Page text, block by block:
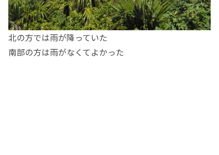
北の方では雨が降っていた
南部の方は雨がなくてよかった